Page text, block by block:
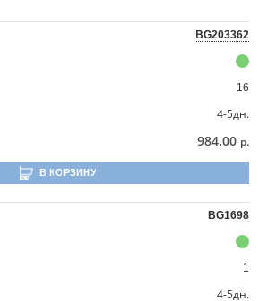
BG203362
16
4-5дн.
984.00 р.
В КОРЗИНУ
BG1698
1
4-5дн.